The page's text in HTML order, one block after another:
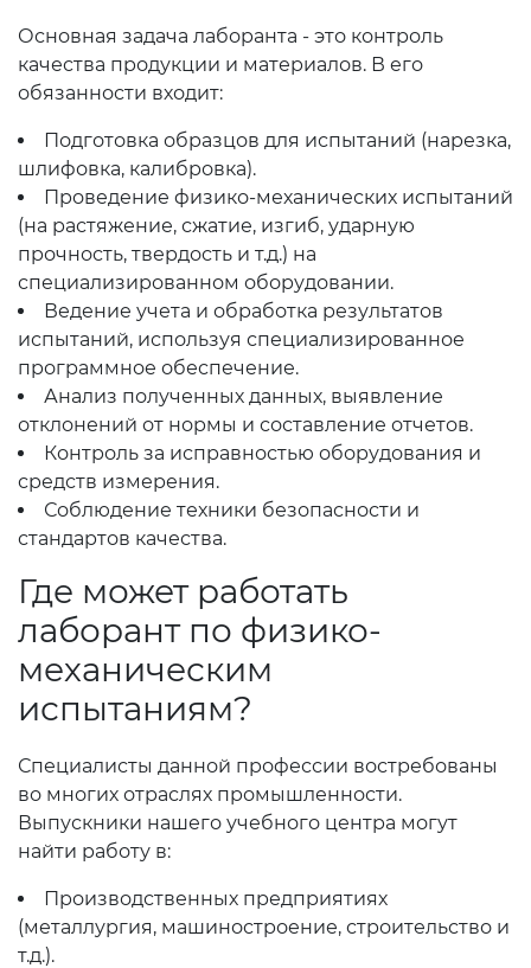
Основная задача лаборанта - это контроль
качества продукции и материалов. В его
обязанности входит:
Подготовка образцов для испытаний (нарезка,
шлифовка, калибровка).
Проведение физико-механических испытаний
(на растяжение, сжатие, изгиб, ударную
прочность, твердость и т.д.) на
специализированном оборудовании.
Ведение учета и обработка результатов
испытаний, используя специализированное
программное обеспечение.
Анализ полученных данных, выявление
отклонений от нормы и составление отчетов.
Контроль за исправностью оборудования и
средств измерения.
Соблюдение техники безопасности и
стандартов качества.
Где может работать
лаборант по физико-
механическим
испытаниям?
Специалисты данной профессии востребованы
во многих отраслях промышленности.
Выпускники нашего учебного центра могут
найти работу в:
Производственных предприятиях
(металлургия, машиностроение, строительство и
т.д.).